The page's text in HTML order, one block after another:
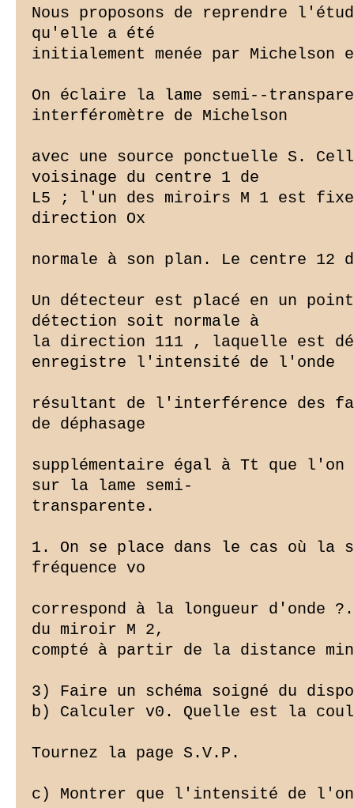
Nous proposons de reprendre
qu'elle a été
initialement menée par
On éclaire la lame semi--
interféromètre de Michelson
avec une source ponctuelle S.
voisinage du centre 1 de
L5 ; l'un des miroirs M 1 est
direction Ox
normale à son plan. Le centre
Un détecteur est placé en un
détection soit normale à
la direction 111 , laquelle est
enregistre l'intensité de l'onde
résultant de l'interférence des
de déphasage
supplémentaire égal à Tt que
sur la lame semi-
transparente.
1. On se place dans le cas où la
fréquence vo
correspond à la longueur d'onde
du miroir M 2,
compté à partir de la distance
3) Faire un schéma soigné du
b) Calculer v0. Quelle est la
Tournez la page S.V.P.
c) Montrer que l'intensité de